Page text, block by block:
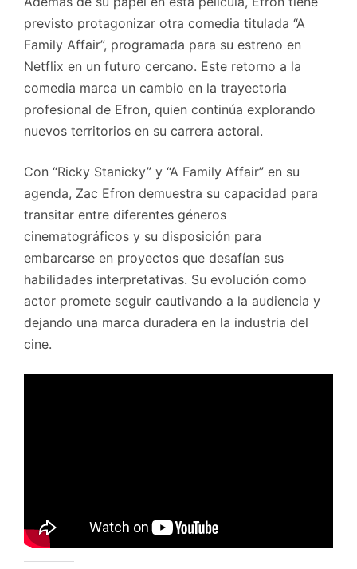
previsto protagonizar otra comedia titulada “A
Family Affair”, programada para su estreno en
Netflix en un futuro cercano. Este retorno a la
comedia marca un cambio en la trayectoria
profesional de Efron, quien continúa explorando
nuevos territorios en su carrera actoral.
Con “Ricky Stanicky” y “A Family Affair” en su
agenda, Zac Efron demuestra su capacidad para
transitar entre diferentes géneros
cinematográficos y su disposición para
embarcarse en proyectos que desafían sus
habilidades interpretativas. Su evolución como
actor promete seguir cautivando a la audiencia y
dejando una marca duradera en la industria del
cine.